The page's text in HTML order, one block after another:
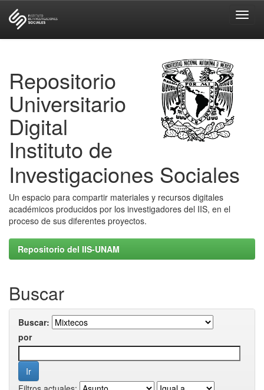
Repositorio
Universitario
Digital
Instituto de
Investigaciones Sociales
Un espacio para compartir materiales y recursos digitales
académicos producidos por los investigadores del IIS, en el
proceso de sus diferentes proyectos.
Repositorio del IIS-UNAM
Buscar
Buscar:
por